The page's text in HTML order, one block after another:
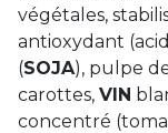
végétales,
antioxydant
(SOJA), pulpe
carottes, VIN
concentré